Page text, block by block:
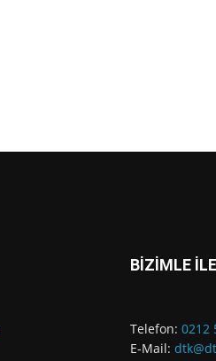
BİZİMLE
Telefon: 0212
E-Mail: